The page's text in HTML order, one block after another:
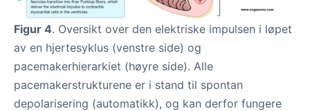
Figur 4. Oversikt over den elektriske impulsen i løpet
av en hjertesyklus (venstre side) og
pacemakerhierarkiet (høyre side). Alle
pacemakerstrukturene er i stand til spontan
depolarisering (automatikk), og kan derfor fungere